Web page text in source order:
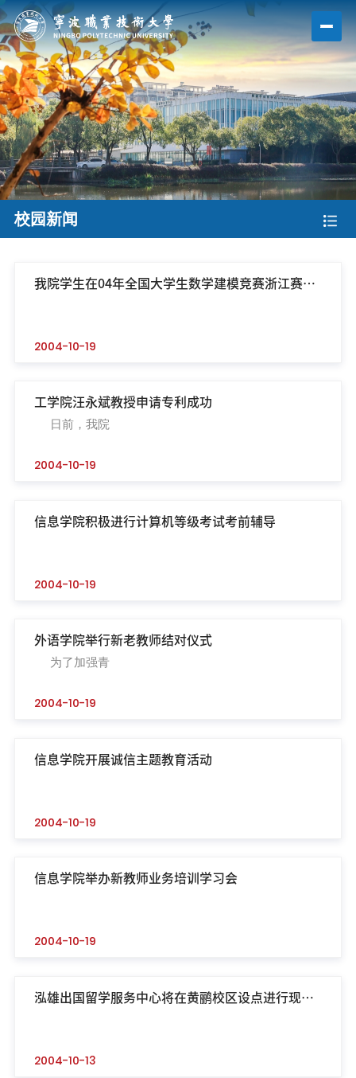
校园新闻
我院学生在04年全国大学生数学建模竞赛浙江赛区
2004-10-19
工学院汪永斌教授申请专利成功
日前，我院
2004-10-19
信息学院积极进行计算机等级考试考前辅导
2004-10-19
外语学院举行新老教师结对仪式
为了加强青
2004-10-19
信息学院开展诚信主题教育活动
2004-10-19
信息学院举办新教师业务培训学习会
2004-10-19
泓雄出国留学服务中心将在黄鹂校区设点进行现场
2004-10-13